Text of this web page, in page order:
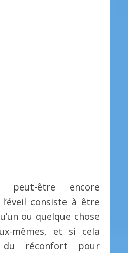
peut-être encore
consiste à être
ou quelque chose
mêmes, et si cela
réconfort pour